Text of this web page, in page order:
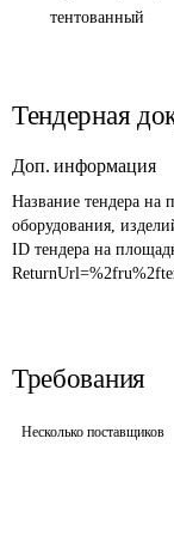
тентованный
Тендерная
Доп. информация
Название тендера на
оборудования,
ID тендера на
Требования
Несколько поставщиков